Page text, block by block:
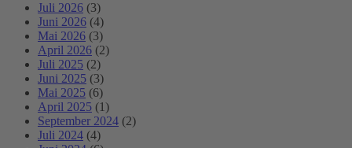
Juli 2026 (3)
Juni 2026 (4)
Mai 2026 (3)
April 2026 (2)
Juli 2025 (2)
Juni 2025 (3)
Mai 2025 (6)
April 2025 (1)
September 2024 (2)
Juli 2024 (4)